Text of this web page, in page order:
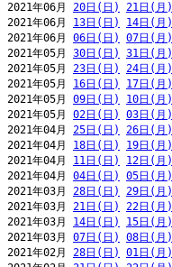
2021年06月 20日(日) 21日(月)
2021年06月 13日(日) 14日(月)
2021年06月 06日(日) 07日(月)
2021年05月 30日(日) 31日(月)
2021年05月 23日(日) 24日(月)
2021年05月 16日(日) 17日(月)
2021年05月 09日(日) 10日(月)
2021年05月 02日(日) 03日(月)
2021年04月 25日(日) 26日(月)
2021年04月 18日(日) 19日(月)
2021年04月 11日(日) 12日(月)
2021年04月 04日(日) 05日(月)
2021年03月 28日(日) 29日(月)
2021年03月 21日(日) 22日(月)
2021年03月 14日(日) 15日(月)
2021年03月 07日(日) 08日(月)
2021年02月 28日(日) 01日(月)